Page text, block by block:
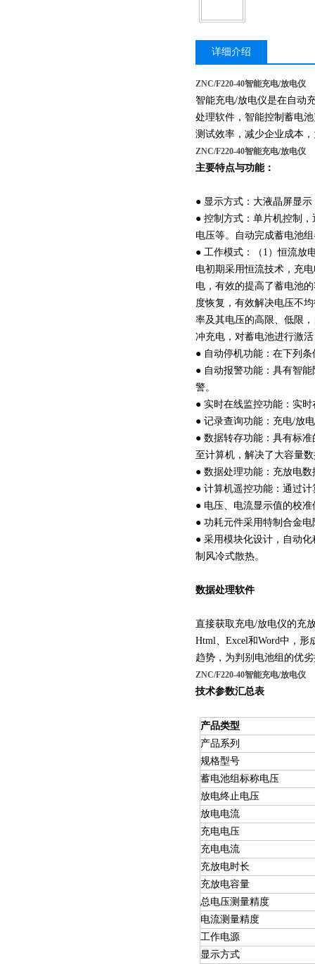
详细介绍
ZNC/F220-40智能充电/放电仪
智能充电/放电仪是在自动
处理软件，智能控制蓄电
测试效率，减少企业成本
ZNC/F220-40智能充电/放电仪
主要特点与功能：
● 显示方式：大液晶屏显
● 控制方式：单片机控制
电压等。自动完成蓄电池
● 工作模式：（1）恒流放
电初期采用恒流技术，充
电，有效的提高了蓄电池
度恢复，有效解决电压不
率及其电压的高限、低限
冲充电，对蓄电池进行激
● 自动停机功能：在下列
● 自动报警功能：具有智
警。
● 实时在线监控功能：实
● 记录查询功能：充电/放
● 数据转存功能：具有标准
至计算机，解决了大容量
● 数据处理功能：充放电
● 计算机遥控功能：通过
● 电压、电流显示值的校
● 功耗元件采用特制合金
● 采用模块化设计，自动
制风冷式散热。
数据处理软件
直接获取充电/放电仪的充
Html、Excel和Word中，
趋势，为判别电池组的优
ZNC/F220-40智能充电/放电仪
技术参数汇总表
产品类型
产品系列
规格型号
蓄电池组标称电压
放电终止电压
放电电流
充电电压
充电电流
充放电时长
充放电容量
总电压测量精度
电流测量精度
工作电源
显示方式